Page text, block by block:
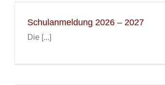
Schulanmeldung 2026 – 2027
Die [...]